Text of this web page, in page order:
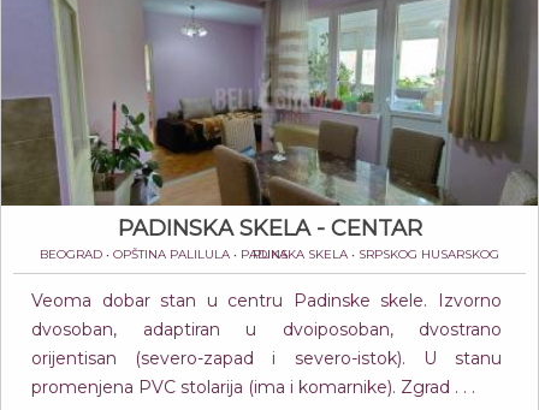
PADINSKA SKELA - CENTAR
BEOGRAD • OPŠTINA PALILULA • PADINSKA SKELA • SRPSKOG HUSARSKOG PUKA
Veoma dobar stan u centru Padinske skele. Izvorno
dvosoban, adaptiran u dvoiposoban, dvostrano
orijentisan (severo-zapad i severo-istok). U stanu
promenjena PVC stolarija (ima i komarnike). Zgrad . . .